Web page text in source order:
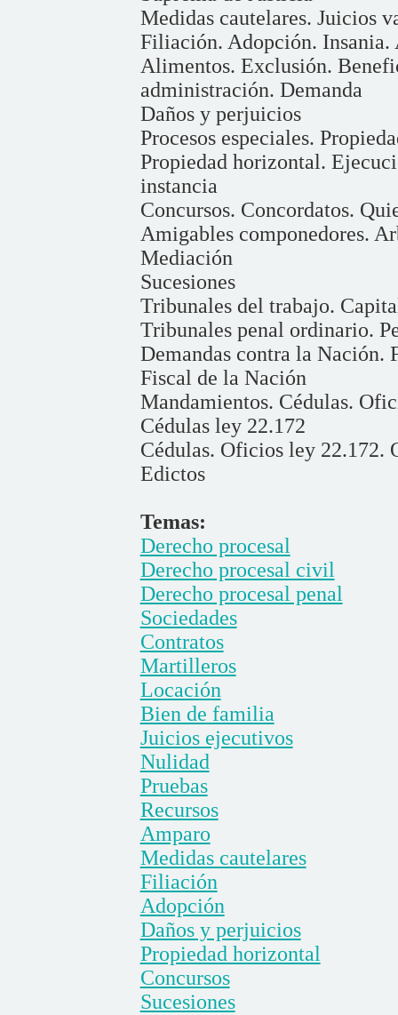
Medidas cautelares. Juicios
Filiación. Adopción. Insania.
Alimentos. Exclusión.
administración. Demanda
Daños y perjuicios
Procesos especiales.
Propiedad horizontal.
instancia
Concursos. Concordatos.
Amigables componedores.
Mediación
Sucesiones
Tribunales del trabajo.
Tribunales penal ordinario.
Demandas contra la
Fiscal de la Nación
Mandamientos. Cédulas.
Cédulas ley 22.172
Cédulas. Oficios ley 22.172.
Edictos
Temas:
Derecho procesal
Derecho procesal civil
Derecho procesal penal
Sociedades
Contratos
Martilleros
Locación
Bien de familia
Juicios ejecutivos
Nulidad
Pruebas
Recursos
Amparo
Medidas cautelares
Filiación
Adopción
Daños y perjuicios
Propiedad horizontal
Concursos
Sucesiones